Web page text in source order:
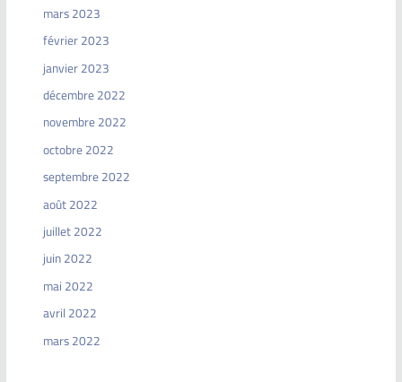
mars 2023
février 2023
janvier 2023
décembre 2022
novembre 2022
octobre 2022
septembre 2022
août 2022
juillet 2022
juin 2022
mai 2022
avril 2022
mars 2022